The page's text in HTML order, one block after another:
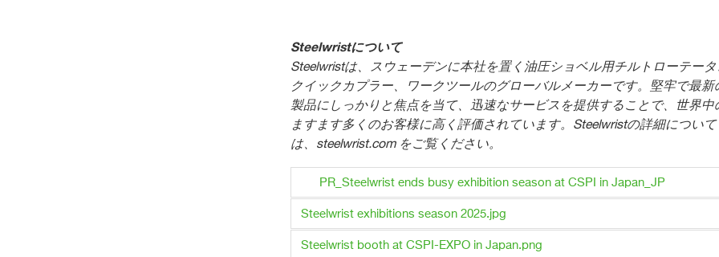
Steelwristについて
Steelwristは、スウェーデンに本社を置く油圧ショベル用チルトローテータ
クイックカプラー、ワークツールのグローバルメーカーです。堅牢で最新
製品にしっかりと焦点を当て、迅速なサービスを提供することで、世界中
ますます多くのお客様に高く評価されています。 Steelwristの詳細について
は、 steelwrist.com をご覧ください。
PR_Steelwrist ends busy exhibition season at CSPI in Japan_JP
Steelwrist exhibitions season 2025.jpg
Steelwrist booth at CSPI-EXPO in Japan.png